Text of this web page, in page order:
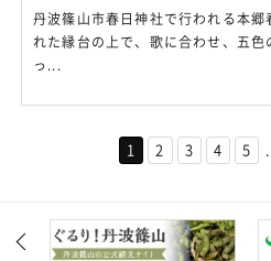
丹波篠山市春日神社で行われる本郷
れた縁台の上で、歌に合わせ、五色
っ...
1 2 3 4 5